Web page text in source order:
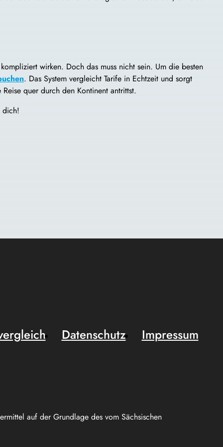
wirken. Doch das muss nicht sein. Um die besten
. Das System vergleicht Tarife in Echtzeit und sorgt
quer durch den Kontinent antrittst.
dich!
auf der Grundlage des vom Sächsischen
Datenschutz Impressum